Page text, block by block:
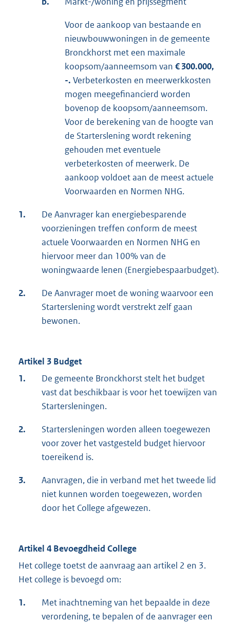
Voor de aankoop van bestaande en
nieuwbouwwoningen in de gemeente
Bronckhorst met een maximale
koopsom/aanneemsom van € 300.000,
-. Verbeterkosten en meerwerkkosten
mogen meegefinancierd worden
bovenop de koopsom/aanneemsom.
Voor de berekening van de hoogte van
de Starterslening wordt rekening
gehouden met eventuele
verbeterkosten of meerwerk. De
aankoop voldoet aan de meest actuele
Voorwaarden en Normen NHG.
1.
De Aanvrager kan energiebesparende
voorzieningen treffen conform de meest
actuele Voorwaarden en Normen NHG en
hiervoor meer dan 100% van de
woningwaarde lenen (Energiebespaarbudget).
2.
De Aanvrager moet de woning waarvoor een
Starterslening wordt verstrekt zelf gaan
bewonen.
Artikel 3 Budget
1.
De gemeente Bronckhorst stelt het budget
vast dat beschikbaar is voor het toewijzen van
Startersleningen.
2.
Startersleningen worden alleen toegewezen
voor zover het vastgesteld budget hiervoor
toereikend is.
3.
Aanvragen, die in verband met het tweede lid
niet kunnen worden toegewezen, worden
door het College afgewezen.
Artikel 4 Bevoegdheid College
Het college toetst de aanvraag aan artikel 2 en 3.
Het college is bevoegd om:
1.
Met inachtneming van het bepaalde in deze
verordening, te bepalen of de aanvrager een